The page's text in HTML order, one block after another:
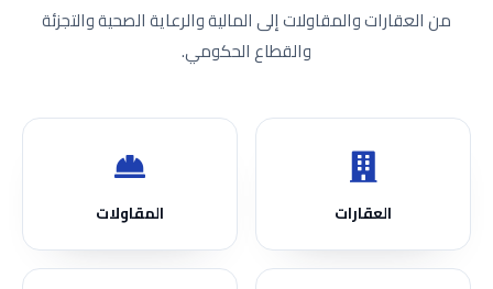
من العقارات والمقاولات إلى المالية والرعاية الصحية والتجزئة
والقطاع الحكومي.
العقارات المقاولات